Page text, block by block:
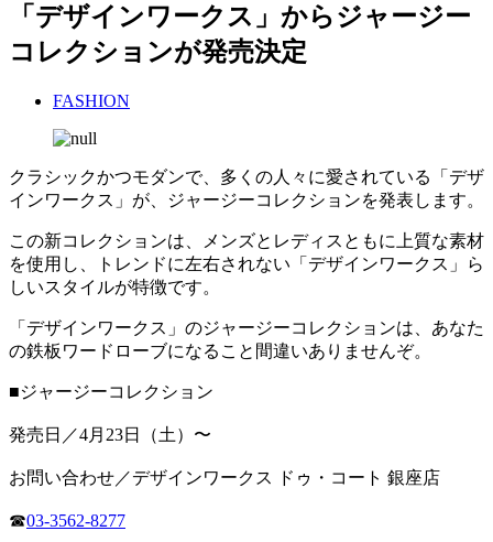
「デザインワークス」からジャージー
コレクションが発売決定
FASHION
クラシックかつモダンで、多くの人々に愛されている「デザ
インワークス」が、ジャージーコレクションを発表します。
この新コレクションは、メンズとレディスともに上質な素材
を使用し、トレンドに左右されない「デザインワークス」ら
しいスタイルが特徴です。
「デザインワークス」のジャージーコレクションは、あなた
の鉄板ワードローブになること間違いありませんぞ。
■ジャージーコレクション
発売日／4月23日（土）〜
お問い合わせ／デザインワークス ドゥ・コート 銀座店
☎03-3562-8277